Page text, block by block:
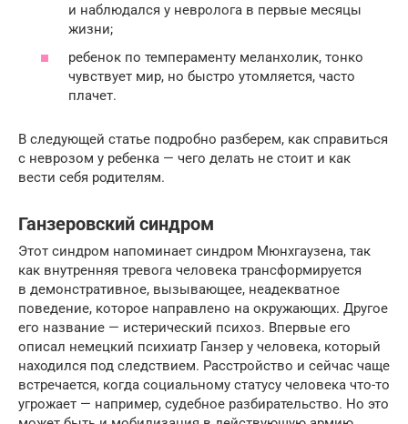
и наблюдался у невролога в первые месяцы
жизни;
ребенок по темпераменту меланхолик, тонко
чувствует мир, но быстро утомляется, часто
плачет.
В следующей статье подробно разберем, как справиться
с неврозом у ребенка — чего делать не стоит и как
вести себя родителям.
Ганзеровский синдром
Этот синдром напоминает синдром Мюнхгаузена, так
как внутренняя тревога человека трансформируется
в демонстративное, вызывающее, неадекватное
поведение, которое направлено на окружающих. Другое
его название — истерический психоз. Впервые его
описал немецкий психиатр Ганзер у человека, который
находился под следствием. Расстройство и сейчас чаще
встречается, когда социальному статусу человека что-то
угрожает — например, судебное разбирательство. Но это